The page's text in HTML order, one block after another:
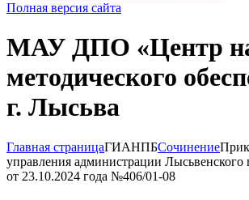
Полная версия сайта
МАУ ДПО «Центр
методического
г. Лысьва
Главная страницаГИАНПБСочинение
управления администрации Лысьвенского
от 23.10.2024 года №406/01-08